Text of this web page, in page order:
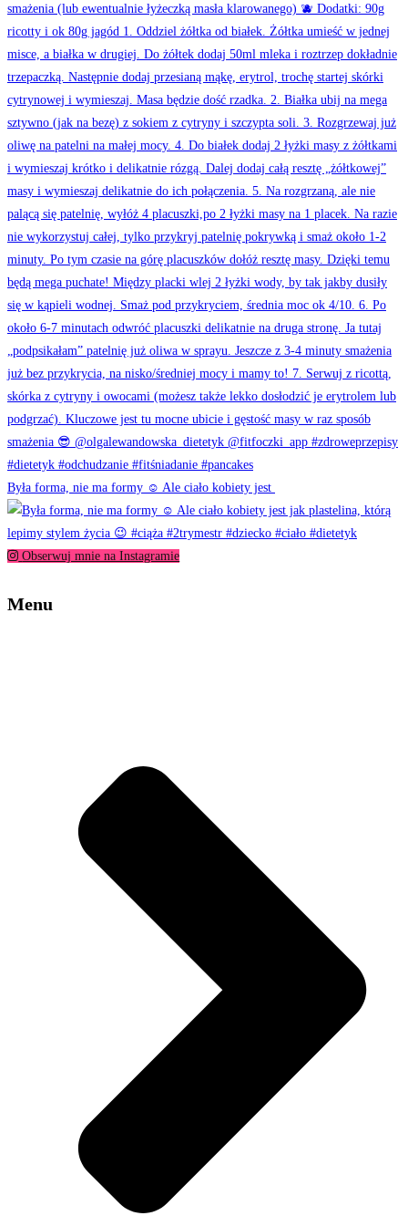
Była forma, nie ma formy ☺️ Ale ciało kobiety jest
Obserwuj mnie na Instagramie
Menu